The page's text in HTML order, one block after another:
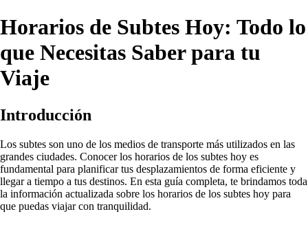
Horarios de Subtes Hoy: Todo lo
que Necesitas Saber para tu
Viaje
Introducción
Los subtes son uno de los medios de transporte más utilizados en las
grandes ciudades. Conocer los horarios de los subtes hoy es
fundamental para planificar tus desplazamientos de forma eficiente y
llegar a tiempo a tus destinos. En esta guía completa, te brindamos toda
la información actualizada sobre los horarios de los subtes hoy para
que puedas viajar con tranquilidad.